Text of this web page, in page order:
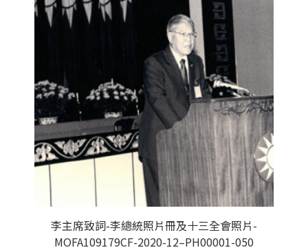
李主席致詞-李總統照片冊及十三全會照片-
MOFA109179CF-2020-12–PH00001-050